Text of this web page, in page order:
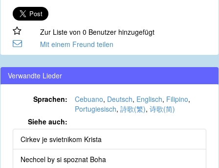
Zur Liste von 0 Benutzer hinzugefügt
Mit einem Freund teilen
Verwandte Lieder
Sprachen: Cebuano, Deutsch, Englisch, Filipino,
Portugiesisch, 詩歌(繁), 诗歌(简)
Siehe auch:
Cirkev je svietnikom Krista
Nechcel by si spoznat Boha